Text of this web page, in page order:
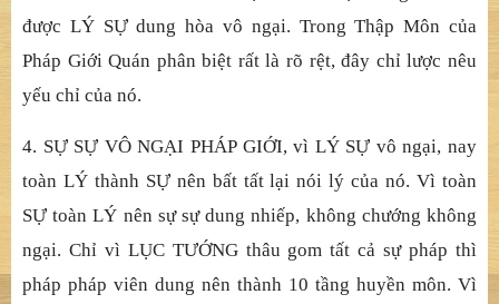
được LÝ SỰ dung hòa vô ngại. Trong Thập Môn của
Pháp Giới Quán phân biệt rất là rõ rệt, đây chỉ lược nêu
yếu chỉ của nó.
4. SỰ SỰ VÔ NGẠI PHÁP GIỚI, vì LÝ SỰ vô ngại, nay
toàn LÝ thành SỰ nên bất tất lại nói lý của nó. Vì toàn
SỰ toàn LÝ nên sự sự dung nhiếp, không chướng không
ngại. Chỉ vì LỤC TƯỚNG thâu gom tất cả sự pháp thì
pháp pháp viên dung nên thành 10 tầng huyền môn. Vì